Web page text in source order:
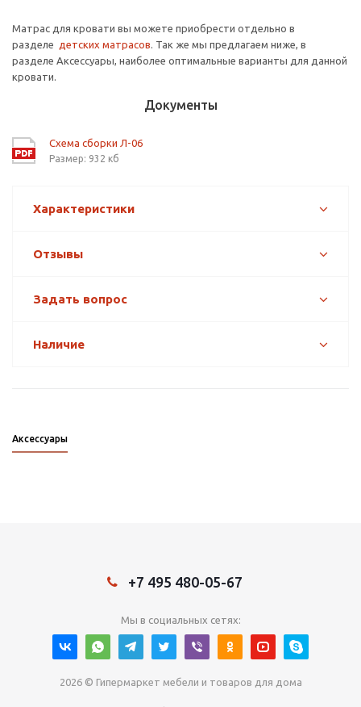
Матрас для кровати вы можете приобрести отдельно в
разделе детских матрасов. Так же мы предлагаем ниже, в
разделе Аксессуары, наиболее оптимальные варианты для данной
кровати.
Документы
Схема сборки Л-06
Размер: 932 кб
Характеристики
Отзывы
Задать вопрос
Наличие
Аксессуары
+7 495 480-05-67
Мы в социальных сетях:
2026 © Гипермаркет мебели и товаров для дома